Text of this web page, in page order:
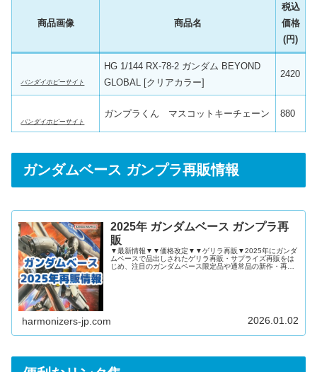
商品画像 商品名
税込
価格
(円)
バンダイホビーサイト
HG 1/144 RX-78-2 ガンダム BEYOND
GLOBAL [クリアカラー]
2420
バンダイホビーサイト
ガンプラくん マスコットキーチェーン 880
ガンダムベース ガンプラ再販情報
2025年 ガンダムベース ガンプラ再
販
▼最新情報▼▼価格改定▼▼ゲリラ再販▼2025年にガンダ
ムベースで品出しされたゲリラ再販・サプライズ再販をは
じめ、注目のガンダムベース限定品や通常品の新作・再販
harmonizers-jp.com 2026.01.02